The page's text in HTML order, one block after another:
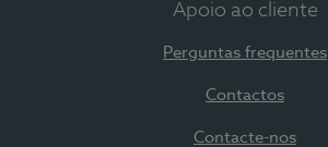
Apoio ao cliente
Perguntas frequentes
Contactos
Contacte-nos